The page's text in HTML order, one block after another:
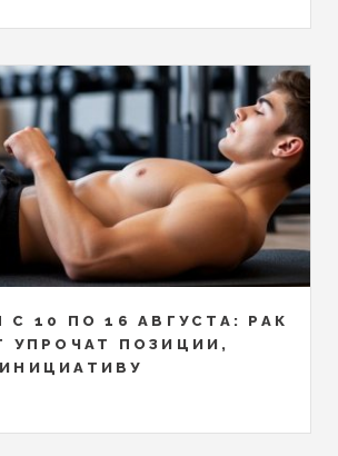
С 10 ПО 16 АВГУСТА: РАК
УПРОЧАТ ПОЗИЦИИ,